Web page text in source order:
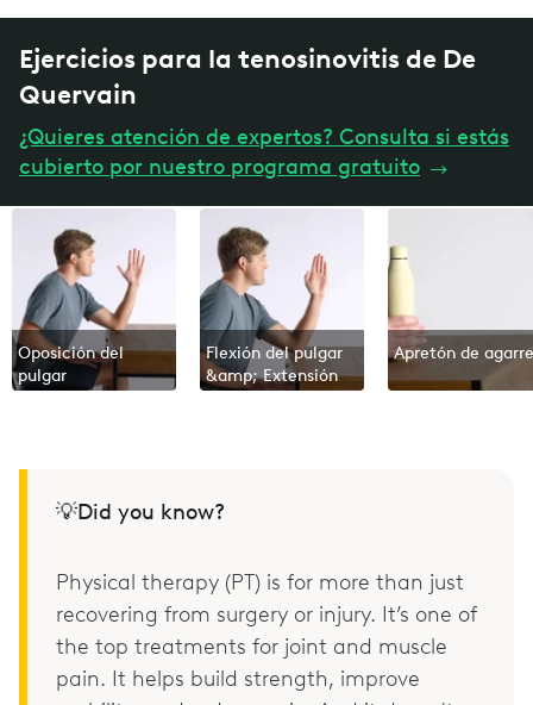
Ejercicios para la tenosinovitis de De
Quervain
¿Quieres atención de expertos? Consulta si estás
cubierto por nuestro programa gratuito →
Oposición del
pulgar
Flexión del pulgar
&amp; Extensión
Apretón de agarre
💡Did you know?
Physical therapy (PT) is for more than just
recovering from surgery or injury. It’s one of
the top treatments for joint and muscle
pain. It helps build strength, improve